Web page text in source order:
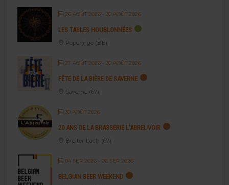
26 AOÛT 2026- 30 AOÛT 2026
LES TABLES HOUBLONNÉES
Poperinge (BE)
27 AOÛT 2026- 30 AOÛT 2026
FÊTE DE LA BIÈRE DE SAVERNE
Saverne (67)
30 AOÛT 2026
20 ANS DE LA BRASSERIE L’ABREUVOIR
Breitenbach (67)
04 SEP 2026- 06 SEP 2026
BELGIAN BEER WEEKEND